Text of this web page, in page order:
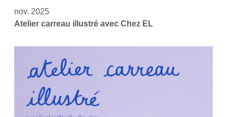
nov. 2025
Atelier carreau illustré avec Chez EL